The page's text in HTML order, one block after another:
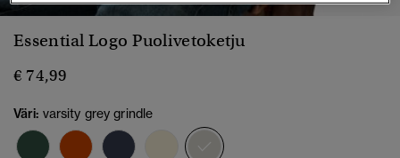
Essential Logo Puolivetoketju
€ 74,99
Väri: varsity grey grindle